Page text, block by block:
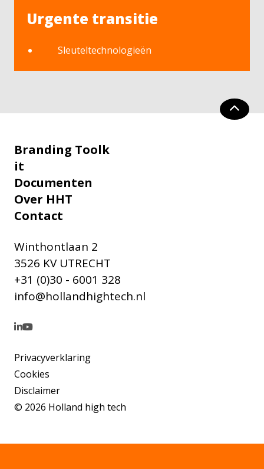
Urgente transitie
Sleuteltechnologieën
Branding Toolk
it
Documenten
Over HHT
Contact
Winthontlaan 2
3526 KV UTRECHT
+31 (0)30 - 6001 328
info@hollandhightech.nl
© 2026 Holland high tech
Privacyverklaring
Cookies
Disclaimer